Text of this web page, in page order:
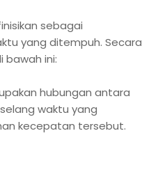
sebagai
yang ditempuh. Secara
ini:
hubungan antara
waktu yang
kecepatan tersebut.